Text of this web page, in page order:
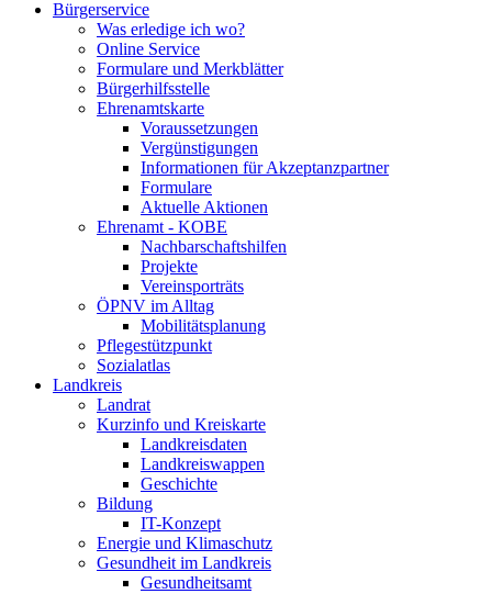
Bürgerservice
Was erledige ich wo?
Online Service
Formulare und Merkblätter
Bürgerhilfsstelle
Ehrenamtskarte
Voraussetzungen
Vergünstigungen
Informationen für Akzeptanzpartner
Formulare
Aktuelle Aktionen
Ehrenamt - KOBE
Nachbarschaftshilfen
Projekte
Vereinsporträts
ÖPNV im Alltag
Mobilitätsplanung
Pflegestützpunkt
Sozialatlas
Landkreis
Landrat
Kurzinfo und Kreiskarte
Landkreisdaten
Landkreiswappen
Geschichte
Bildung
IT-Konzept
Energie und Klimaschutz
Gesundheit im Landkreis
Gesundheitsamt